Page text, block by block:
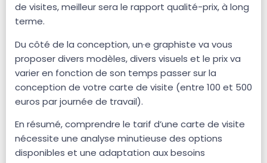
de visites, meilleur sera le rapport qualité-prix, à long
terme.
Du côté de la conception, un·e graphiste va vous
proposer divers modèles, divers visuels et le prix va
varier en fonction de son temps passer sur la
conception de votre carte de visite (entre 100 et 500
euros par journée de travail).
En résumé, comprendre le tarif d’une carte de visite
nécessite une analyse minutieuse des options
disponibles et une adaptation aux besoins